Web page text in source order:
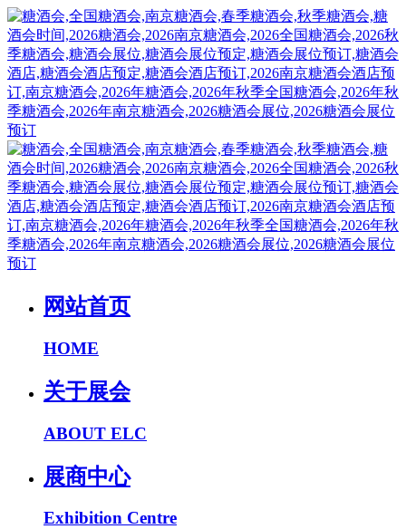
网站首页
HOME
关于展会
ABOUT ELC
展商中心
Exhibition Centre